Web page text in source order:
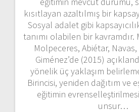
kısıtlayan azaltılmış bir
Sosyal adalet gibi
tanımı olabilen bir
Molpeceres, Abiétar,
Giménez’de (2015)
yönelik üç yaklaşım
Birincisi, yeniden dağıtım ve
eğitimin
unsur…